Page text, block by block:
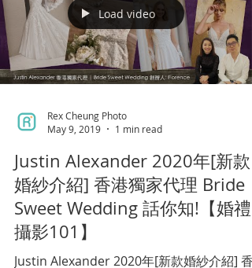
Load video
Rex Cheung Photo
May 9, 2019
1 min read
Justin Alexander 2020年[新款
婚紗介紹] 香港獨家代理 Bride
Sweet Wedding 話你知!【婚禮
攝影101】
Justin Alexander 2020年[新款婚紗介紹] 香